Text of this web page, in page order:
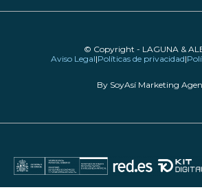
© Copyright - LAGUNA &
Aviso Legal|Políticas de privacidad|
By SoyAsí Marketing